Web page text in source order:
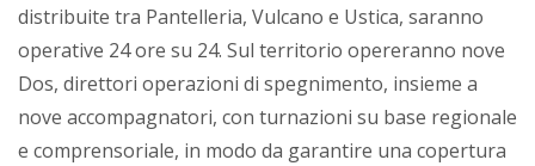
distribuite tra Pantelleria, Vulcano e Ustica, saranno
operative 24 ore su 24. Sul territorio opereranno nove
Dos, direttori operazioni di spegnimento, insieme a
nove accompagnatori, con turnazioni su base regionale
e comprensoriale, in modo da garantire una copertura